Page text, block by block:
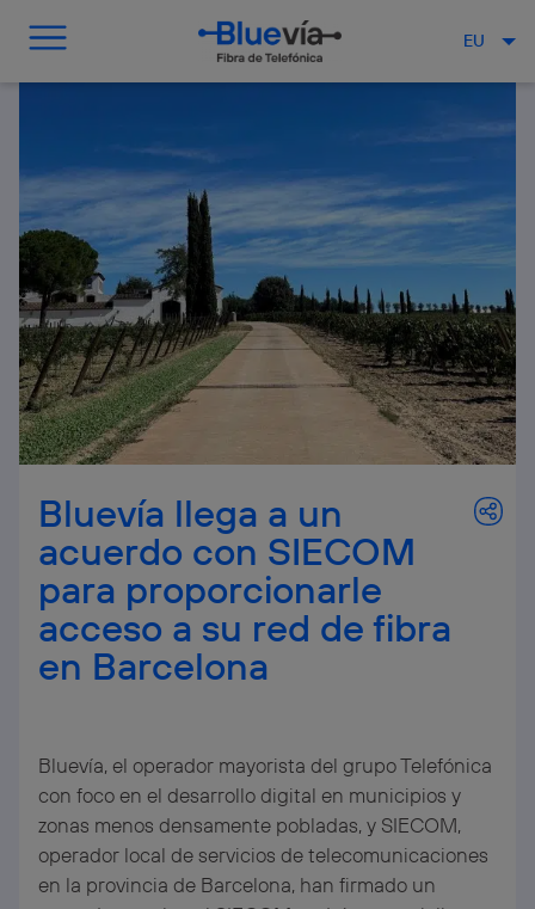
EU
Bluevía llega a un
acuerdo con SIECOM
para proporcionarle
acceso a su red de fibra
en Barcelona
Bluevía, el operador mayorista del grupo Telefónica
con foco en el desarrollo digital en municipios y
zonas menos densamente pobladas, y SIECOM,
operador local de servicios de telecomunicaciones
en la provincia de Barcelona, han firmado un